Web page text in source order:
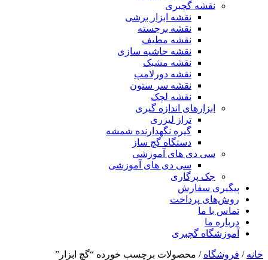
نقشه گچبری
نقشه ابزار برشی
نقشه برجسته
نقشه مطیف
نقشه حاشیه سازی
نقشه مشبک
نقشه دورلامپ
نقشه سر ستون
نقشه لچک
ابزارهای اندازه گیری
تراز لیزری
گیره نگهدارنده شمشه
دستگاه گچ ساز
سی دی های آموزشی
سی دی های آموزشی
جک پرگاری
پیگیری سفارش
روش‌های پرداخت
تماس با ما
درباره ما
آموزشگاه گچبری
خانه / فروشگاه / محصولات برچسب خورده “گچ ابزار”